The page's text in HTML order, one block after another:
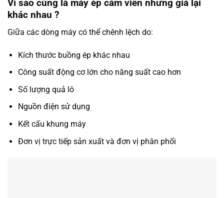
Vì sao cùng là máy ép cám viên nhưng giá lại
khác nhau ?
Giữa các dòng máy có thể chênh lệch do:
Kích thước buồng ép khác nhau
Công suất động cơ lớn cho năng suất cao hơn
Số lượng quả lô
Nguồn điện sử dụng
Kết cấu khung máy
Đơn vị trực tiếp sản xuất và đơn vị phân phối